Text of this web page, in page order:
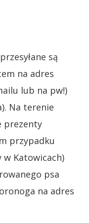
są
na adres
lub na pw!)
Na terenie
prezenty
przypadku
Katowicach)
psa
na adres